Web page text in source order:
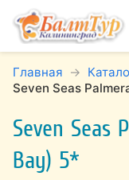
Главная
Seven Seas
Seven Seas
Bay) 5*